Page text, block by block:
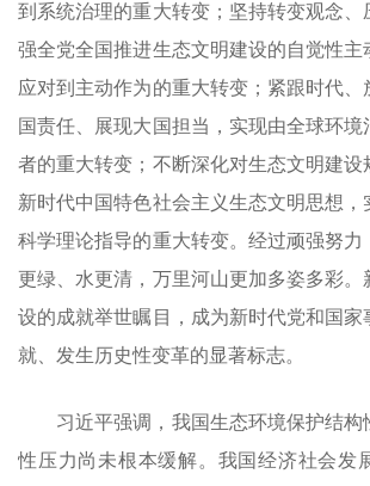
到系统治理的重大转变；坚持转变观念、
强全党全国推进生态文明建设的自觉性主
应对到主动作为的重大转变；紧跟时代、
国责任、展现大国担当，实现由全球环境
者的重大转变；不断深化对生态文明建设
新时代中国特色社会主义生态文明思想，
科学理论指导的重大转变。经过顽强努力
更绿、水更清，万里河山更加多姿多彩。
设的成就举世瞩目，成为新时代党和国家
就、发生历史性变革的显著标志。
习近平强调，我国生态环境保护结
性压力尚未根本缓解。我国经济社会发